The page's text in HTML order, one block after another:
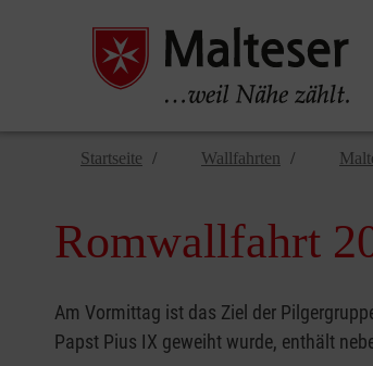
Startseite Wallfahrten
Romwallfahrt
Am Vormittag ist das Ziel der
Papst Pius IX geweiht wurde, enthält